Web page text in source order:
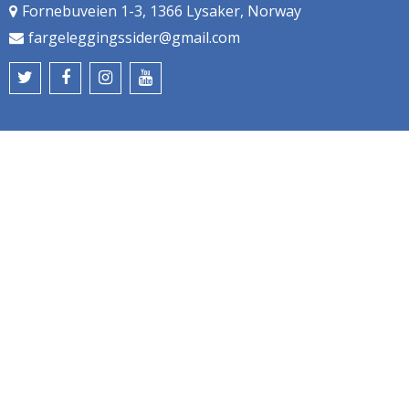
Fornebuveien 1-3, 1366 Lysaker, Norway
fargeleggingssider@gmail.com